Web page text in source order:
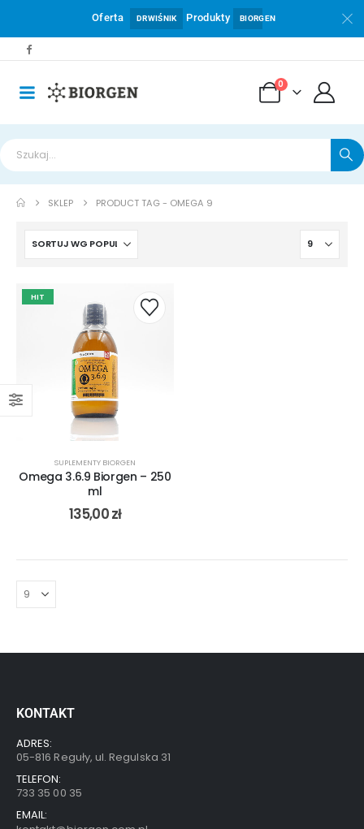
Oferta DRWIŚNIK Produkty BIORGEN
0
SKLEP PRODUCT TAG - OMEGA 9
HIT
SUPLEMENTY BIORGEN
Omega 3.6.9 Biorgen – 250
ml
135,00zł
KONTAKT
ADRES:
05-816 Reguły, ul. Regulska 31
TELEFON:
733 35 00 35
EMAIL: